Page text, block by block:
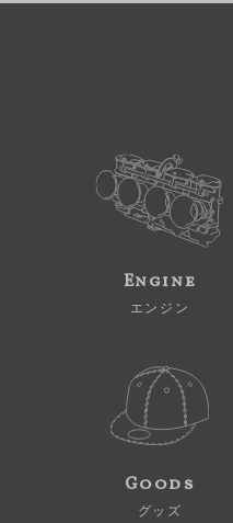
Engine
エンジン
Goods
グッズ